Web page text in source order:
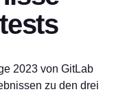
2023 von GitLab
zu den drei